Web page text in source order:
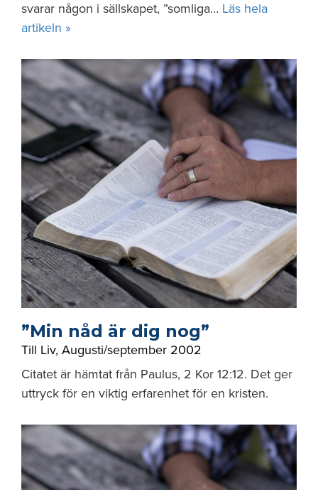
svarar någon i sällskapet, ”somliga… Läs hela
artikeln »
”Min nåd är dig nog”
Till Liv, Augusti/september 2002
Citatet är hämtat från Paulus, 2 Kor 12:12. Det ger
uttryck för en viktig erfarenhet för en kristen.